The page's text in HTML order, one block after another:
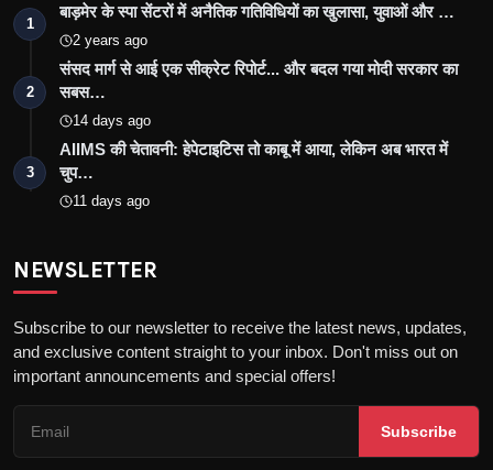
1
बाड़मेर के स्पा सेंटरों में अनैतिक गतिविधियों का खुलासा, युवाओं और …
2 years ago
2
संसद मार्ग से आई एक सीक्रेट रिपोर्ट... और बदल गया मोदी सरकार का
सबस…
14 days ago
3
AIIMS की चेतावनी: हेपेटाइटिस तो काबू में आया, लेकिन अब भारत में
चुप…
11 days ago
NEWSLETTER
Subscribe to our newsletter to receive the latest news, updates,
and exclusive content straight to your inbox. Don't miss out on
important announcements and special offers!
Subscribe